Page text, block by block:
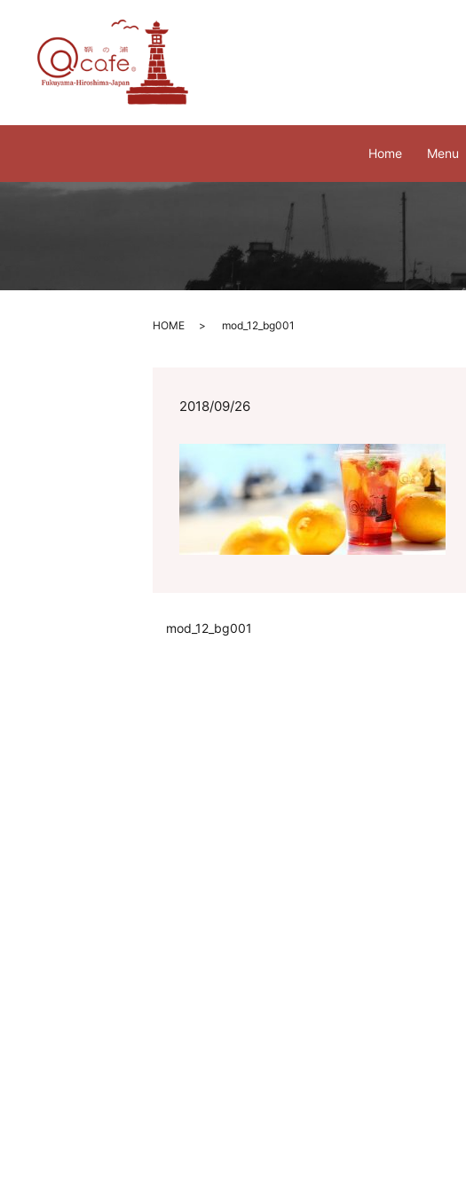
Home Menu
HOME mod_12_bg001
2018/09/26
mod_12_bg001